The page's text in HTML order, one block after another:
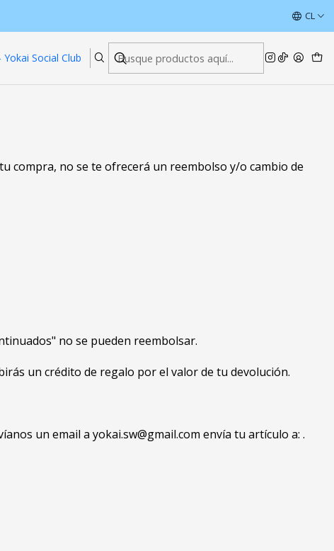
Yokai Social Club
Leer más
CL
compra, no se te ofrecerá un reembolso y/o cambio de
no se pueden reembolsar.
un crédito de regalo por el valor de tu devolución.
un email a yokai.sw@gmail.com envía tu artículo a: .